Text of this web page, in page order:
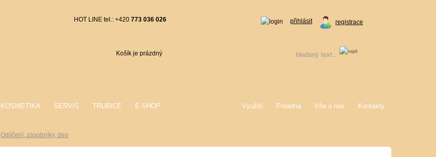
registrace
přihlásit
HOT LINE tel.: +420 773 036 026
Košík je prázdný
KOSMETIKA SERVIS TRUBICE E-SHOP Kontakty
Vše o nás
Poradna
Využití
Odlíčení, zásobníky, deo